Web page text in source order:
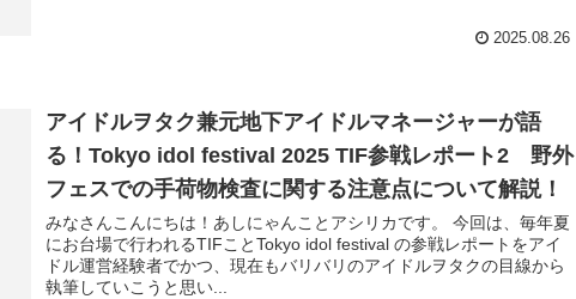
2025.08.26
アイドルヲタク兼元地下アイドルマネージャーが語
る！Tokyo idol festival 2025 TIF参戦レポート2 野外
フェスでの手荷物検査に関する注意点について解説！
みなさんこんにちは！あしにゃんことアシリカです。 今回は、毎年夏
にお台場で行われるTIFことTokyo idol festival の参戦レポートをアイ
ドル運営経験者でかつ、現在もバリバリのアイドルヲタクの目線から
執筆していこうと思い...